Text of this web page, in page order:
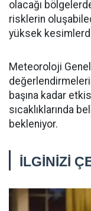
olacağı
risklerin
yüksek
Meteoroloji
başına kadar
sıcaklıklarında
bekleniyor.